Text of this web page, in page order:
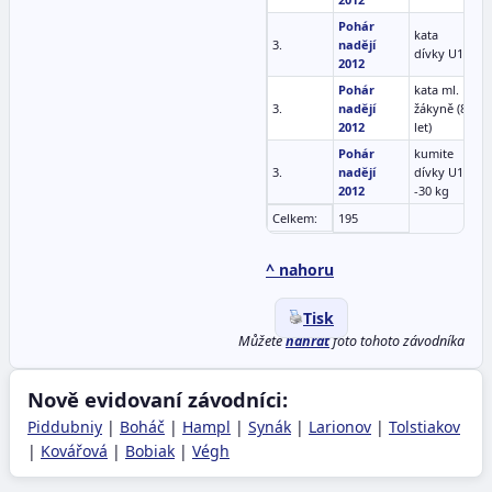
3.
Pohár
nadějí
2012
kata
dívky U10
3.
Pohár
nadějí
2012
kata ml.
žákyně (8
let)
3.
Pohár
nadějí
2012
kumite
dívky U10
-30 kg
Celkem: 195
^ nahoru
Tisk
Můžetenahrátfoto tohoto závodníka
Nově evidovaní závodníci:
Piddubniy | Boháč | Hampl | Synák | Larionov | Tolstiakov
| Kovářová | Bobiak | Végh